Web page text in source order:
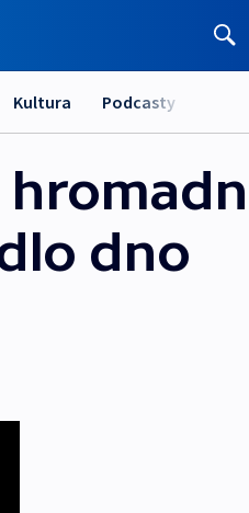
Kultura Podcasty
dno